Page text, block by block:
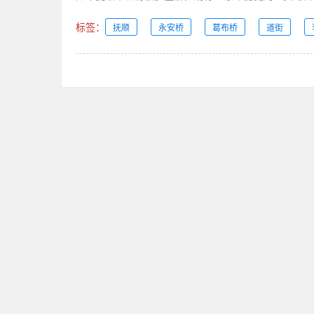
标签： 抚顺 永安桥 葛布桥 道街